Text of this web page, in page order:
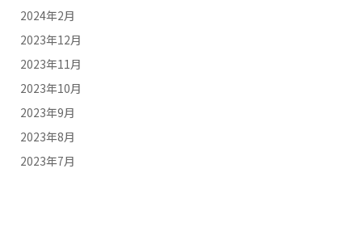
2024年2月
2023年12月
2023年11月
2023年10月
2023年9月
2023年8月
2023年7月